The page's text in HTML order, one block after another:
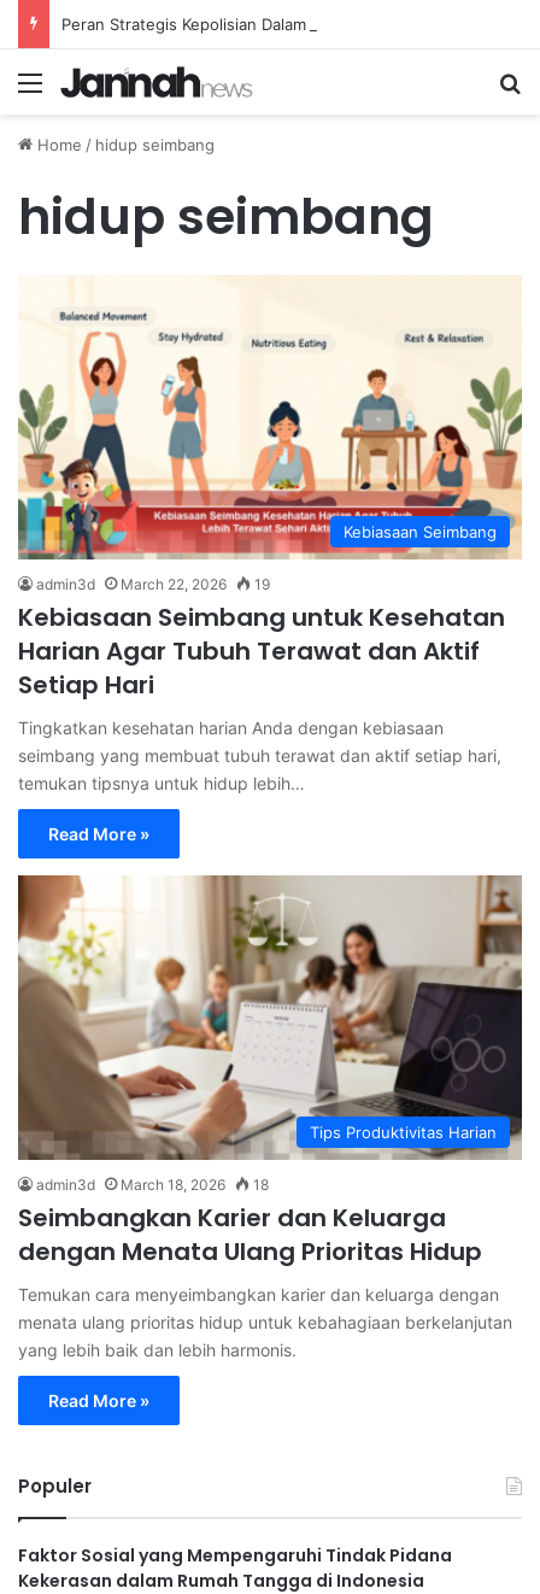
Menu
Home / hidup seimbang
hidup seimbang
Kebiasaan Seimbang
admin3d March 22, 2026 19
Kebiasaan Seimbang untuk Kesehatan
Harian Agar Tubuh Terawat dan Aktif
Setiap Hari
Tingkatkan kesehatan harian Anda dengan kebiasaan
seimbang yang membuat tubuh terawat dan aktif setiap hari,
temukan tipsnya untuk hidup lebih…
Read More »
Tips Produktivitas Harian
admin3d March 18, 2026 18
Seimbangkan Karier dan Keluarga
dengan Menata Ulang Prioritas Hidup
Temukan cara menyeimbangkan karier dan keluarga dengan
menata ulang prioritas hidup untuk kebahagiaan berkelanjutan
yang lebih baik dan lebih harmonis.
Read More »
Populer
Faktor Sosial yang Mempengaruhi Tindak Pidana
Kekerasan dalam Rumah Tangga di Indonesia